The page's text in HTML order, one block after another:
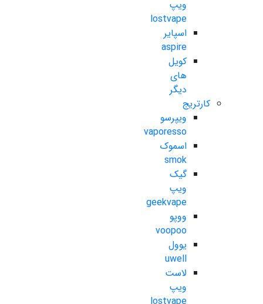
ویپ
lostvape
اسپایر
aspire
کویل
های
دیگر
کارتریج
ویپرسو
vaporesso
اسموک
smok
گیک
ویپ
geekvape
ووپو
voopoo
یوول
uwell
لاست
ویپ